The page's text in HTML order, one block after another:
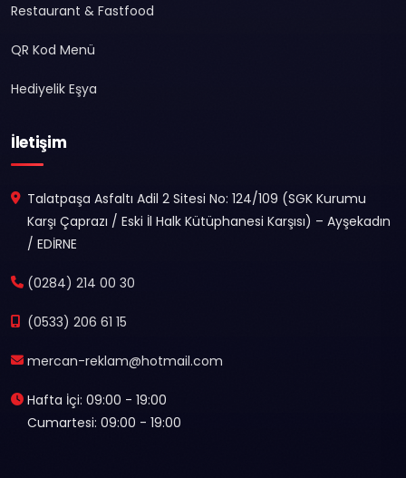
Restaurant & Fastfood
QR Kod Menü
Hediyelik Eşya
İletişim
Talatpaşa Asfaltı Adil 2 Sitesi No: 124/109 (SGK Kurumu
Karşı Çaprazı / Eski İl Halk Kütüphanesi Karşısı) – Ayşekadın
/ EDİRNE
(0284) 214 00 30
(0533) 206 61 15
mercan-reklam@hotmail.com
Hafta İçi: 09:00 - 19:00
Cumartesi: 09:00 - 19:00